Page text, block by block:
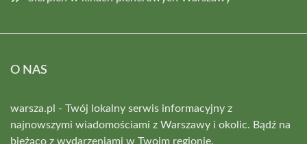
O NAS
warsza.pl - Twój lokalny serwis informacyjny z
najnowszymi wiadomościami z Warszawy i okolic. Bądź na
bieżąco z wydarzeniami w Twoim regionie.